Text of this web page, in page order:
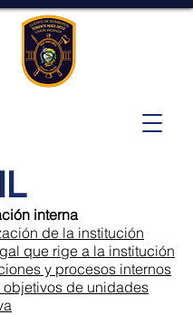
interna
de la institución
que rige a la institución
y procesos internos
objetivos de unidades